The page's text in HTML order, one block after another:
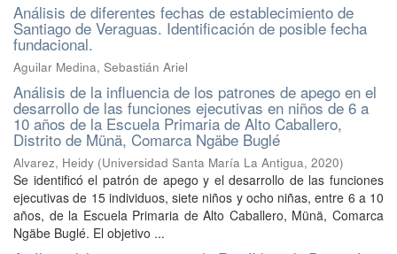
Análisis de diferentes fechas de establecimiento de
Santiago de Veraguas. Identificación de posible fecha
fundacional.
Aguilar Medina, Sebastián Ariel
Análisis de la influencia de los patrones de apego en el
desarrollo de las funciones ejecutivas en niños de 6 a
10 años de la Escuela Primaria de Alto Caballero,
Distrito de Münä, Comarca Ngäbe Buglé
Alvarez, Heidy (Universidad Santa María La Antigua, 2020)
Se identificó el patrón de apego y el desarrollo de las funciones
ejecutivas de 15 individuos, siete niños y ocho niñas, entre 6 a 10
años, de la Escuela Primaria de Alto Caballero, Münä, Comarca
Ngäbe Buglé. El objetivo ...